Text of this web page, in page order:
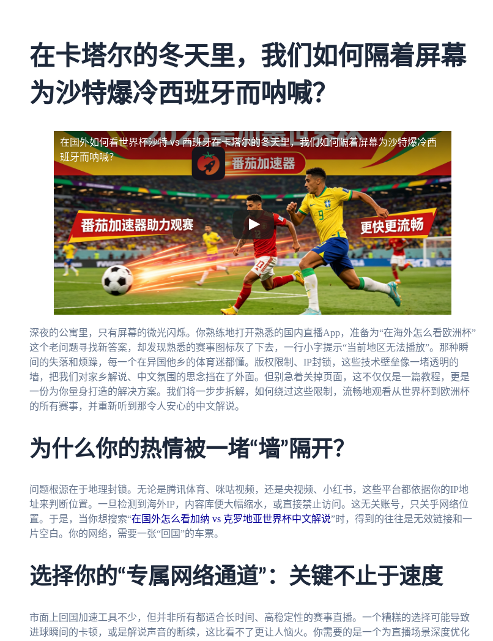
在卡塔尔的冬天里，我们如何隔着屏幕
为沙特爆冷西班牙而呐喊？
在国外如何看世界杯沙特 vs 西班牙在卡塔尔的冬天里，我们如何隔着屏幕为沙特爆冷西
班牙而呐喊？
深夜的公寓里，只有屏幕的微光闪烁。你熟练地打开熟悉的国内直播App，准备为“在海外怎么看欧洲杯”
这个老问题寻找新答案，却发现熟悉的赛事图标灰了下去，一行小字提示“当前地区无法播放”。那种瞬
间的失落和烦躁，每一个在异国他乡的体育迷都懂。版权限制、IP封锁，这些技术壁垒像一堵透明的
墙，把我们对家乡解说、中文氛围的思念挡在了外面。但别急着关掉页面，这不仅仅是一篇教程，更是
一份为你量身打造的解决方案。我们将一步步拆解，如何绕过这些限制，流畅地观看从世界杯到欧洲杯
的所有赛事，并重新听到那令人安心的中文解说。
为什么你的热情被一堵“墙”隔开？
问题根源在于地理封锁。无论是腾讯体育、咪咕视频，还是央视频、小红书，这些平台都依据你的IP地
址来判断位置。一旦检测到海外IP，内容库便大幅缩水，或直接禁止访问。这无关账号，只关乎网络位
置。于是，当你想搜索“在国外怎么看加纳 vs 克罗地亚世界杯中文解说”时，得到的往往是无效链接和一
片空白。你的网络，需要一张“回国”的车票。
选择你的“专属网络通道”：关键不止于速度
市面上回国加速工具不少，但并非所有都适合长时间、高稳定性的赛事直播。一个糟糕的选择可能导致
进球瞬间的卡顿，或是解说声音的断续，这比看不了更让人恼火。你需要的是一个为直播场景深度优化